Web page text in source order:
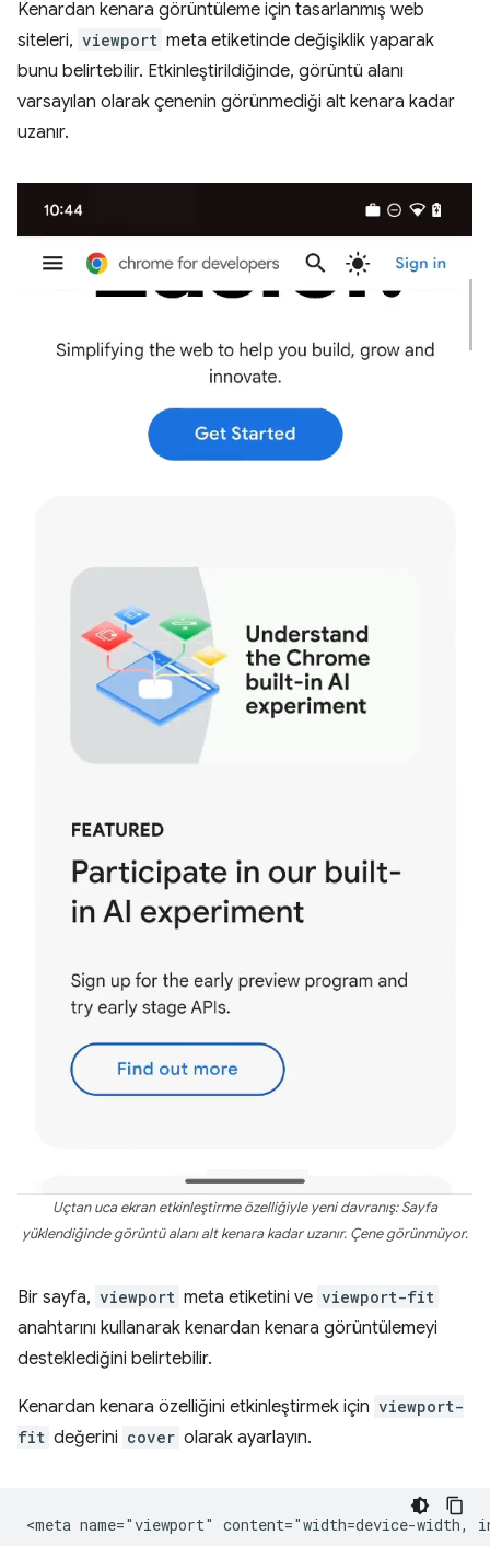
Kenardan kenara görüntüleme için tasarlanmış web
siteleri, viewport meta etiketinde değişiklik yaparak
bunu belirtebilir. Etkinleştirildiğinde, görüntü alanı
varsayılan olarak çenenin görünmediği alt kenara kadar
uzanır.
Uçtan uca ekran etkinleştirme özelliğiyle yeni davranış: Sayfa
yüklendiğinde görüntü alanı alt kenara kadar uzanır. Çene görünmüyor.
Bir sayfa, viewport meta etiketini ve viewport-fit
anahtarını kullanarak kenardan kenara görüntülemeyi
desteklediğini belirtebilir.
Kenardan kenara özelliğini etkinleştirmek için viewport-
fit değerini cover olarak ayarlayın.